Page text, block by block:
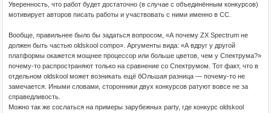
Уверенность, что работ будет достаточно (в случае с объединённым конкурсов)
мотивирует авторов писать работы и участвовать с ними именно в CC.
Вообще, правильнее было бы задаться вопросом, «А почему ZX Spectrum не
должен быть частью oldskool compo». Аргументы вида: «А вдруг у другой
платформы окажется мощнее процессор или больше цветов, чем у Спектрума?»
почему-то распространяют только на сравнение со Спектрумом. Тот факт, что в
отдельном oldskool может возникать ещё бОльшая разница — почему-то не
замечается. Иными словами, сторонники двух конкурсов ратуют вовсе не за
справедливость.
Можно так же сослаться на примеры зарубежных party, где конкурс oldskool